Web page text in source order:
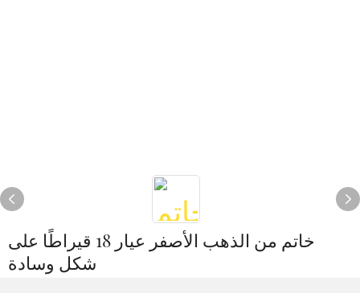
خاتم من الذهب الأصفر عيار 18 قيراطًا على
شكل وسادة